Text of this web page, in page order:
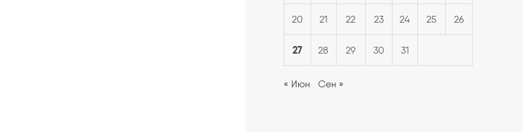
20 21 22 23 24 25 26
27 28 29 30 31
« Июн Сен »